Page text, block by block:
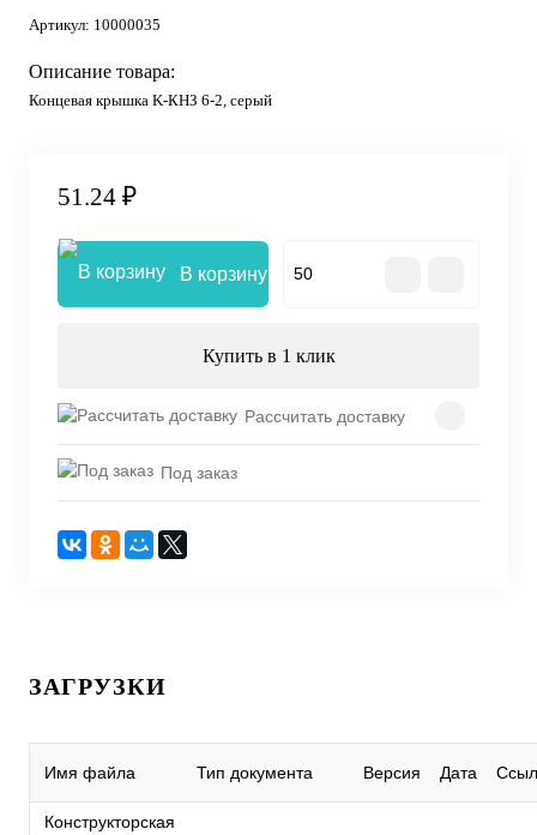
Артикул: 10000035
Описание товара:
Концевая крышка K-КНЗ 6-2, серый
51.24 ₽
В корзину
Купить в 1 клик
Рассчитать доставку
Под заказ
ЗАГРУЗКИ
Имя файла Тип документа Версия Дата
Конструкторская